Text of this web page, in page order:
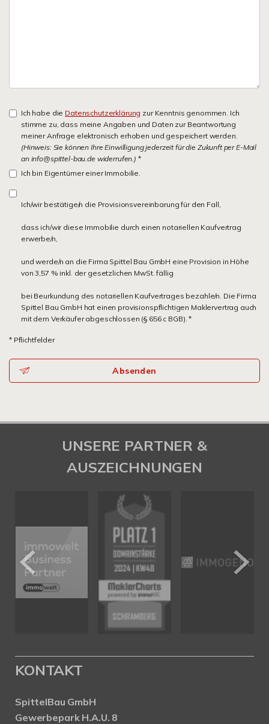
Ich habe die Datenschutzerklärung zur Kenntnis genommen. Ich
stimme zu, dass meine Angaben und Daten zur Beantwortung
meiner Anfrage elektronisch erhoben und gespeichert werden.
(Hinweis: Sie können Ihre Einwilligung jederzeit für die Zukunft per E-Mail
an info@spittel-bau.de widerrufen.) *
Ich bin Eigentümer einer Immobilie.
Ich/wir bestätige/n die Provisionsvereinbarung für den Fall,
dass ich/wir diese Immobilie durch einen notariellen Kaufvertrag
erwerbe/n,
und werde/n an die Firma Spittel Bau GmbH eine Provision in Höhe
von 3,57 % inkl. der gesetzlichen MwSt. fällig
bei Beurkundung des notariellen Kaufvertrages bezahle/n. Die Firma
Spittel Bau GmbH hat einen provisionspflichtigen Maklervertrag auch
mit dem Verkäufer abgeschlossen (§ 656 c BGB). *
* Pflichtfelder
Absenden
UNSERE PARTNER &
AUSZEICHNUNGEN
KONTAKT
SpittelBau GmbH
Gewerbepark H.A.U. 8